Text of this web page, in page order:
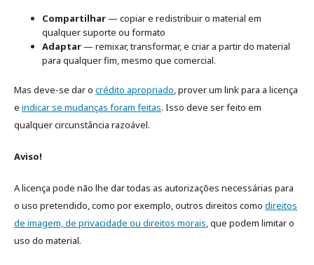
Compartilhar — copiar e redistribuir o material em
qualquer suporte ou formato
Adaptar — remixar, transformar, e criar a partir do material
para qualquer fim, mesmo que comercial.
Mas deve-se dar o crédito apropriado, prover um link para a licença
e indicar se mudanças foram feitas. Isso deve ser feito em
qualquer circunstância razoável.
Aviso!
A licença pode não lhe dar todas as autorizações necessárias para
o uso pretendido, como por exemplo, outros direitos como direitos
de imagem, de privacidade ou direitos morais, que podem limitar o
uso do material.